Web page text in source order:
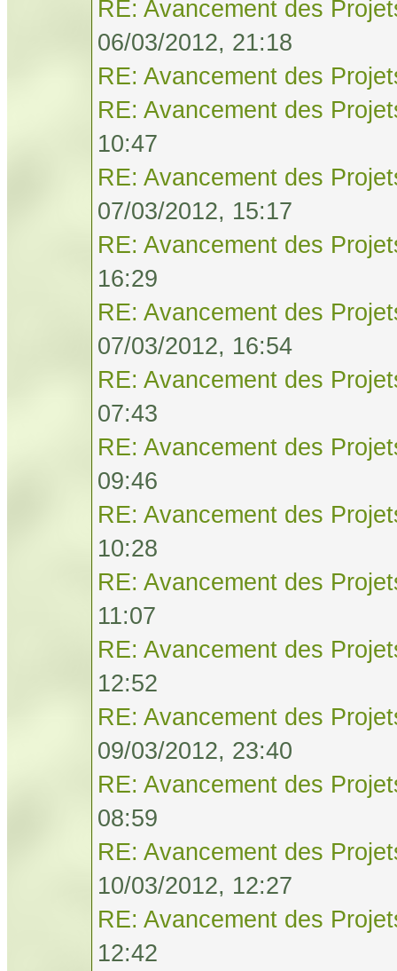
RE: Avancement des
06/03/2012, 21:18
RE: Avancement des
RE: Avancement des
10:47
RE: Avancement des
07/03/2012, 15:17
RE: Avancement des
16:29
RE: Avancement des
07/03/2012, 16:54
RE: Avancement des
07:43
RE: Avancement des
09:46
RE: Avancement des
10:28
RE: Avancement des
11:07
RE: Avancement des
12:52
RE: Avancement des
09/03/2012, 23:40
RE: Avancement des
08:59
RE: Avancement des
10/03/2012, 12:27
RE: Avancement des
12:42